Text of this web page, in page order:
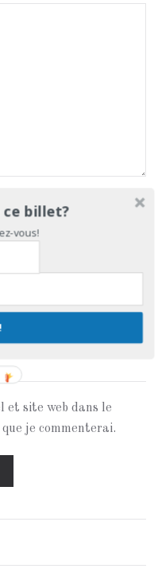
et site web dans le
je commenterai.
ce billet?
vous!